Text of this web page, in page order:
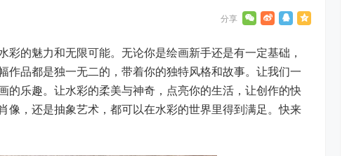
的魅力和无限可能。无论你是绘画新手还是有一定基础，
品都是独一无二的，带着你的独特风格和故事。让我们一
的乐趣。让水彩的柔美与神奇，点亮你的生活，让创作的快
像，还是抽象艺术，都可以在水彩的世界里得到满足。快来